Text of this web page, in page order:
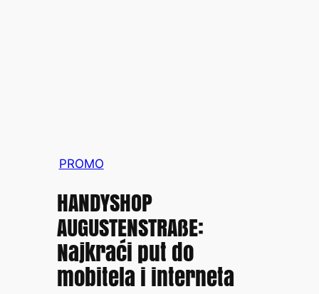
PROMO
HANDYSHOP
AUGUSTENSTRAßE:
Najkraći put do
mobitela i interneta